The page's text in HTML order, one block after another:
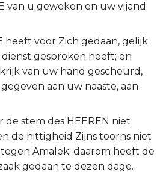
van u geweken en uw vijand
heeft voor Zich gedaan, gelijk
dienst gesproken heeft; en
van uw hand gescheurd,
aan uw naaste, aan
de stem des HEEREN niet
de hittigheid Zijns toorns niet
Amalek; daarom heeft de
gedaan te dezen dage.